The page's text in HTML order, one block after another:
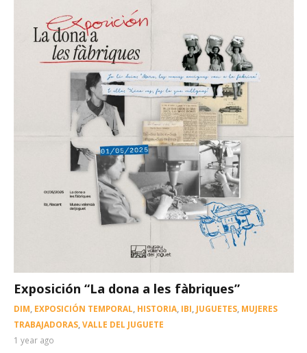
Exposición “La dona a les fàbriques”
DIM EXPOSICIÓN TEMPORAL HISTORIA, IBI JUGUETES, MUJERES
TRABAJADORAS, VALLE DEL JUGUETE
1 year ago